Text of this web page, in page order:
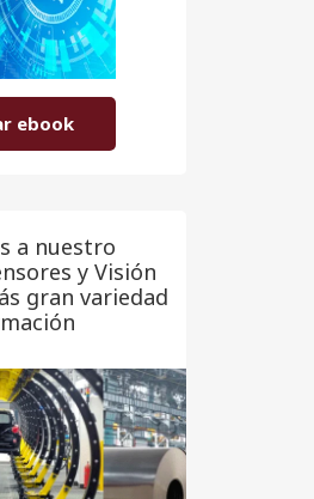
ebook
a nuestro
y Visión
gran variedad